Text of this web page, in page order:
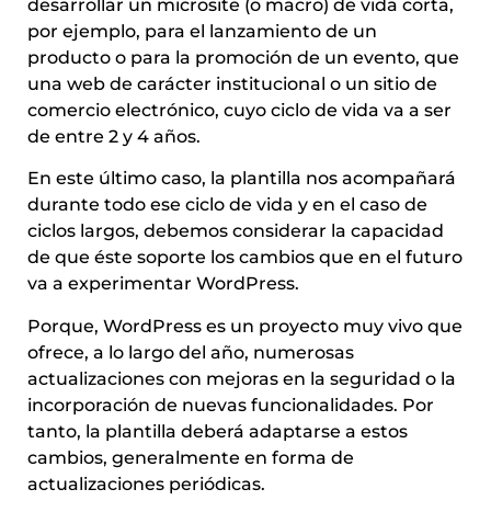
desarrollar un microsite (o macro) de vida corta,
por ejemplo, para el lanzamiento de un
producto o para la promoción de un evento, que
una web de carácter institucional o un sitio de
comercio electrónico, cuyo ciclo de vida va a ser
de entre 2 y 4 años.
En este último caso, la plantilla nos acompañará
durante todo ese ciclo de vida y en el caso de
ciclos largos, debemos considerar la capacidad
de que éste soporte los cambios que en el futuro
va a experimentar WordPress.
Porque, WordPress es un proyecto muy vivo que
ofrece, a lo largo del año, numerosas
actualizaciones con mejoras en la seguridad o la
incorporación de nuevas funcionalidades. Por
tanto, la plantilla deberá adaptarse a estos
cambios, generalmente en forma de
actualizaciones periódicas.